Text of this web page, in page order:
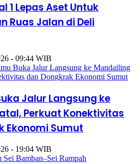
1 Lepas Aset Untuk
Ruas Jalan di Deli
- 09:44 WIB
Jalur Langsung ke
Perkuat Konektivitas
Ekonomi Sumut
- 19:04 WIB